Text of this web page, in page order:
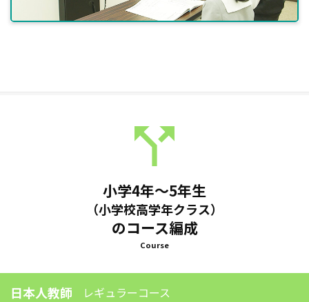
小学4年～5年生
（小学校高学年クラス）
のコース編成
Course
日本人教師 レギュラーコース